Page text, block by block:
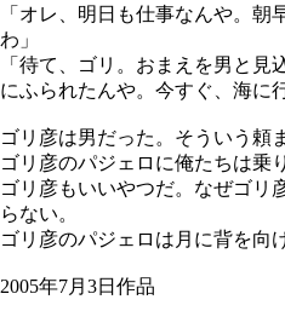
「オレ、明日も仕事なんや。
わ」
「待て、ゴリ。おまえを男と
にふられたんや。今すぐ、海に
ゴリ彦は男だった。そういう頼
ゴリ彦のパジェロに俺たちは乗
ゴリ彦もいいやつだ。なぜゴリ
らない。
ゴリ彦のパジェロは月に背を向
2005年7月3日作品